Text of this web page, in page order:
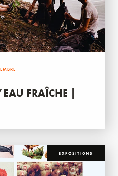
FRAÎCHE |
EXPOSITIONS